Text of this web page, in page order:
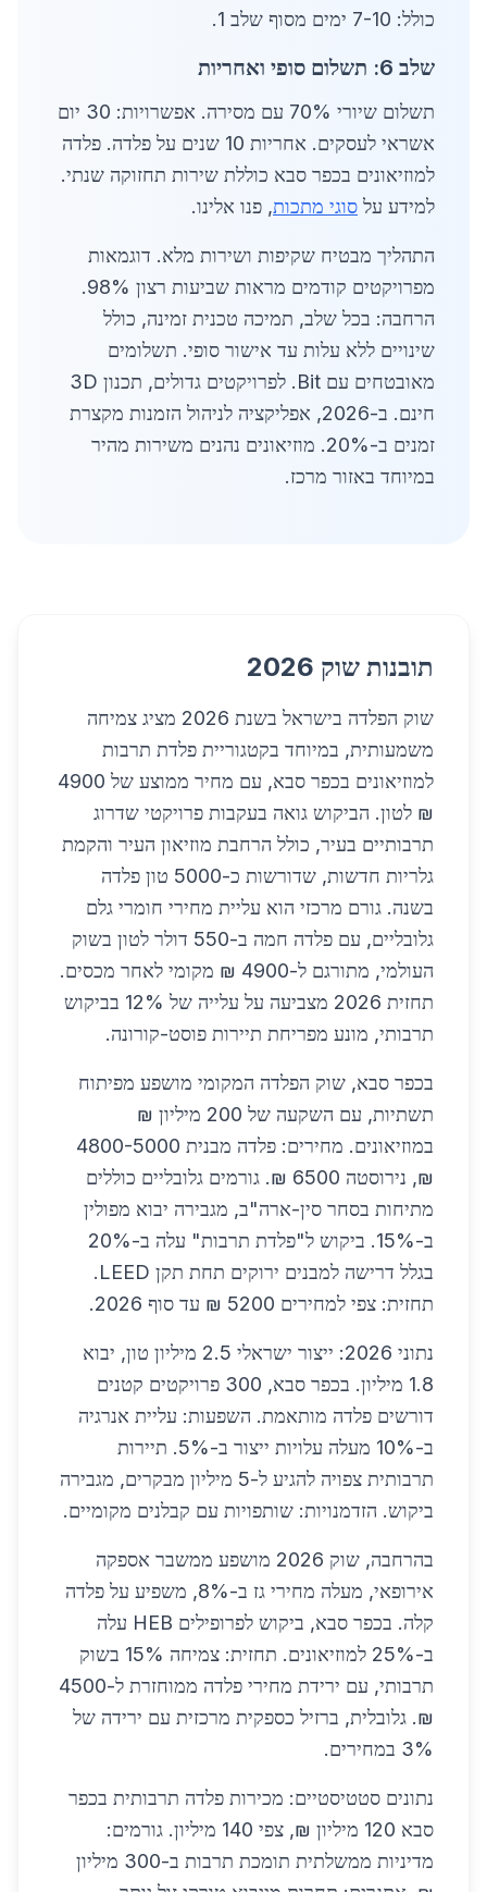
כולל: 7-10 ימים מסוף שלב 1.
שלב 6: תשלום סופי ואחריות
תשלום שיורי 70% עם מסירה. אפשרויות: 30 יום
אשראי לעסקים. אחריות 10 שנים על פלדה. פלדה
למוזיאונים בכפר סבא כוללת שירות תחזוקה שנתי.
למידע על סוגי מתכות, פנו אלינו.
התהליך מבטיח שקיפות ושירות מלא. דוגמאות
מפרויקטים קודמים מראות שביעות רצון 98%.
הרחבה: בכל שלב, תמיכה טכנית זמינה, כולל
שינויים ללא עלות עד אישור סופי. תשלומים
מאובטחים עם Bit. לפרויקטים גדולים, תכנון 3D
חינם. ב-2026, אפליקציה לניהול הזמנות מקצרת
זמנים ב-20%. מוזיאונים נהנים משירות מהיר
במיוחד באזור מרכז.
תובנות שוק 2026
שוק הפלדה בישראל בשנת 2026 מציג צמיחה
משמעותית, במיוחד בקטגוריית פלדת תרבות
למוזיאונים בכפר סבא, עם מחיר ממוצע של 4900
₪ לטון. הביקוש גואה בעקבות פרויקטי שדרוג
תרבותיים בעיר, כולל הרחבת מוזיאון העיר והקמת
גלריות חדשות, שדורשות כ-5000 טון פלדה
בשנה. גורם מרכזי הוא עליית מחירי חומרי גלם
גלובליים, עם פלדה חמה ב-550 דולר לטון בשוק
העולמי, מתורגם ל-4900 ₪ מקומי לאחר מכסים.
תחזית 2026 מצביעה על עלייה של 12% בביקוש
תרבותי, מונע מפריחת תיירות פוסט-קורונה.
בכפר סבא, שוק הפלדה המקומי מושפע מפיתוח
תשתיות, עם השקעה של 200 מיליון ₪
במוזיאונים. מחירים: פלדה מבנית 4800-5000
₪, נירוסטה 6500 ₪. גורמים גלובליים כוללים
מתיחות בסחר סין-ארה"ב, מגבירה יבוא מפולין
ב-15%. ביקוש ל"פלדת תרבות" עלה ב-20%
בגלל דרישה למבנים ירוקים תחת תקן LEED.
תחזית: צפי למחירים 5200 ₪ עד סוף 2026.
נתוני 2026: ייצור ישראלי 2.5 מיליון טון, יבוא
1.8 מיליון. בכפר סבא, 300 פרויקטים קטנים
דורשים פלדה מותאמת. השפעות: עליית אנרגיה
ב-10% מעלה עלויות ייצור ב-5%. תיירות
תרבותית צפויה להגיע ל-5 מיליון מבקרים, מגבירה
ביקוש. הזדמנויות: שותפויות עם קבלנים מקומיים.
בהרחבה, שוק 2026 מושפע ממשבר אספקה
אירופאי, מעלה מחירי גז ב-8%, משפיע על פלדה
קלה. בכפר סבא, ביקוש לפרופילים HEB עלה
ב-25% למוזיאונים. תחזית: צמיחה 15% בשוק
תרבותי, עם ירידת מחירי פלדה ממוחזרת ל-4500
₪. גלובלית, ברזיל כספקית מרכזית עם ירידה של
3% במחירים.
נתונים סטטיסטיים: מכירות פלדה תרבותית בכפר
סבא 120 מיליון ₪, צפי 140 מיליון. גורמים:
מדיניות ממשלתית תומכת תרבות ב-300 מיליון